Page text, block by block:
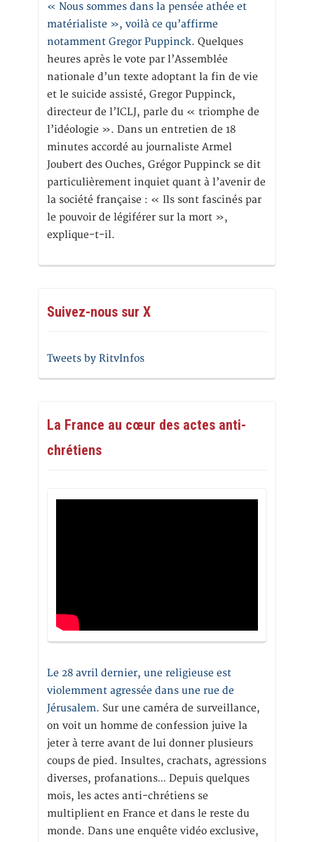
« Nous sommes dans la pensée athée et
matérialiste », voilà ce qu’affirme
notamment Gregor Puppinck. Quelques
heures après le vote par l’Assemblée
nationale d’un texte adoptant la fin de vie
et le suicide assisté, Gregor Puppinck,
directeur de l’ICLJ, parle du « triomphe de
l’idéologie ». Dans un entretien de 18
minutes accordé au journaliste Armel
Joubert des Ouches, Grégor Puppinck se dit
particulièrement inquiet quant à l’avenir de
la société française : « Ils sont fascinés par
le pouvoir de légiférer sur la mort »,
explique-t-il.
Suivez-nous sur X
Tweets by RitvInfos
La France au cœur des actes anti-
chrétiens
Le 28 avril dernier, une religieuse est
violemment agressée dans une rue de
Jérusalem. Sur une caméra de surveillance,
on voit un homme de confession juive la
jeter à terre avant de lui donner plusieurs
coups de pied. Insultes, crachats, agressions
diverses, profanations… Depuis quelques
mois, les actes anti-chrétiens se
multiplient en France et dans le reste du
monde. Dans une enquête vidéo exclusive,